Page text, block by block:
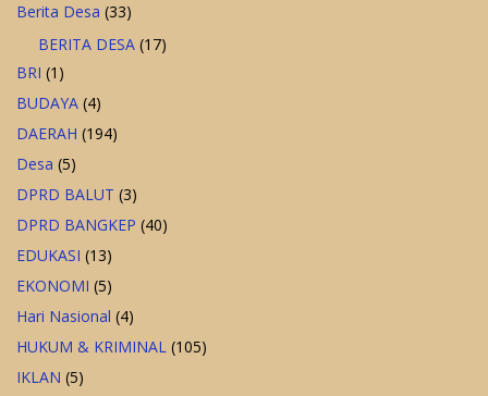
Berita Desa (33)
BERITA DESA (17)
BRI (1)
BUDAYA (4)
DAERAH (194)
Desa (5)
DPRD BALUT (3)
DPRD BANGKEP (40)
EDUKASI (13)
EKONOMI (5)
Hari Nasional (4)
HUKUM & KRIMINAL (105)
IKLAN (5)